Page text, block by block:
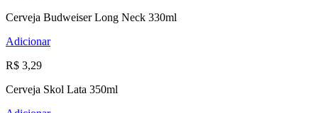
Cerveja Budweiser Long Neck 330ml
Adicionar
R$ 3,29
Cerveja Skol Lata 350ml